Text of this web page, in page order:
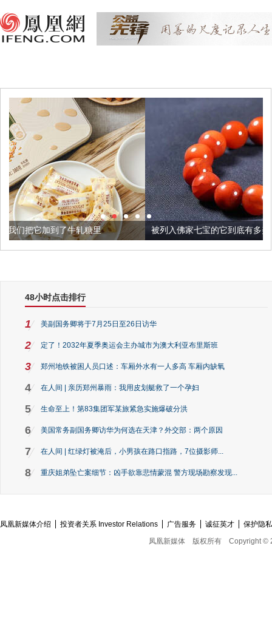
轧糖里 被列入佛家七宝的它到底有多美？
48小时点击排行
1 美副国务卿将于7月25日至26日访华
2 定了！2032年夏季奥运会主办城市为澳大利亚布里斯班
3 郑州地铁被困人员口述：车厢外水有一人多高 车厢内缺氧
4 在人间 | 亲历郑州暴雨：我用皮划艇救了一个孕妇
5 生命至上！第83集团军某旅紧急实施爆破分洪
6 美国常务副国务卿访华为何选在天津？外交部：两个原因
7 在人间 | 红绿灯被淹后，小男孩在路口指路，7位摄影师...
8 重庆姐弟坠亡案细节：凶手欲靠悲情蒙混 警方现场勘察发现...
凤凰新媒体介绍 投资者关系 Investor Relations 广告服务 诚征英才
保护隐
凤凰新媒体
版权所有 Copyright ©